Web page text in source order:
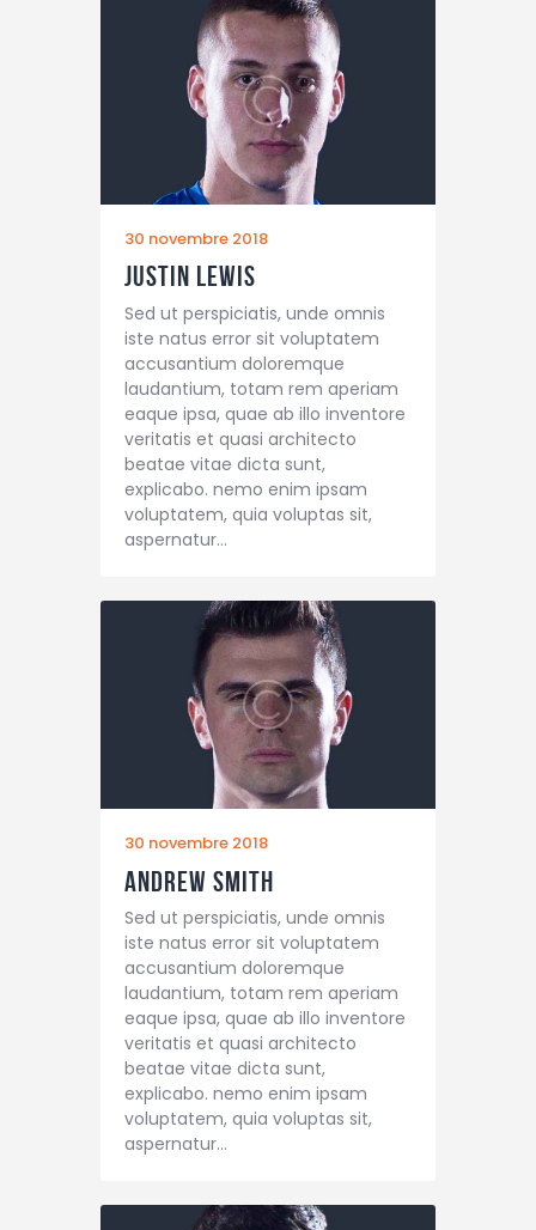
30 novembre 2018
Justin Lewis
Sed ut perspiciatis, unde omnis
iste natus error sit voluptatem
accusantium doloremque
laudantium, totam rem aperiam
eaque ipsa, quae ab illo inventore
veritatis et quasi architecto
beatae vitae dicta sunt,
explicabo. nemo enim ipsam
voluptatem, quia voluptas sit,
aspernatur…
30 novembre 2018
Andrew Smith
Sed ut perspiciatis, unde omnis
iste natus error sit voluptatem
accusantium doloremque
laudantium, totam rem aperiam
eaque ipsa, quae ab illo inventore
veritatis et quasi architecto
beatae vitae dicta sunt,
explicabo. nemo enim ipsam
voluptatem, quia voluptas sit,
aspernatur…